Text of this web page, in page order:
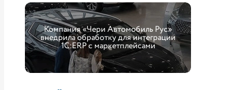
Компания «Чери Автомобиль Рус»
внедрила обработку для интеграции
1С:ERP с маркетплейсами